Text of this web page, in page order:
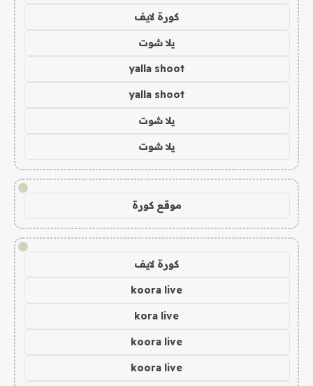
كورة لايف
يلا شوت
yalla shoot
yalla shoot
يلا شوت
يلا شوت
!
موقع كورة
!
كورة لايف
koora live
kora live
koora live
koora live